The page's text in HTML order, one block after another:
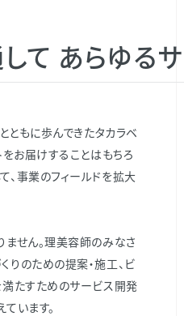
て あらゆる
もに歩んできたタカラベ
をお届けすることはもちろ
、事業のフィールドを拡大
ません。理美容師のみなさ
りのための提案・施工、ビ
満たすためのサービス開発
います。